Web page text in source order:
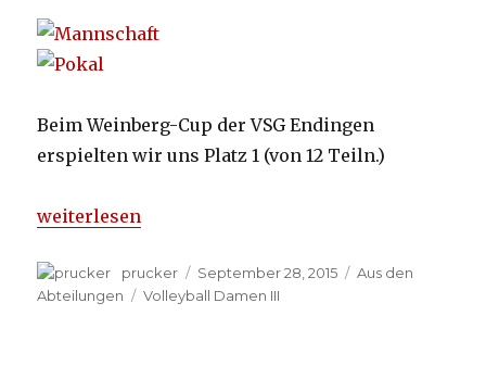
Beim Weinberg-Cup der VSG Endingen
erspielten wir uns Platz 1 (von 12 Teiln.)
„Volleyball-Damen III: Turniersieg!“
weiterlesen
Autor
prucker
Veröffentlicht
am
September 28, 2015 Kategorien
Aus den
Abteilungen
Schlagwörter
Volleyball Damen III